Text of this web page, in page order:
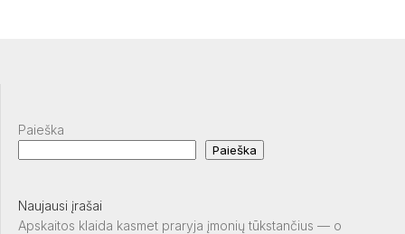
Paieška
Paieška
Naujausi įrašai
Apskaitos klaida kasmet praryja įmonių tūkstančius — o